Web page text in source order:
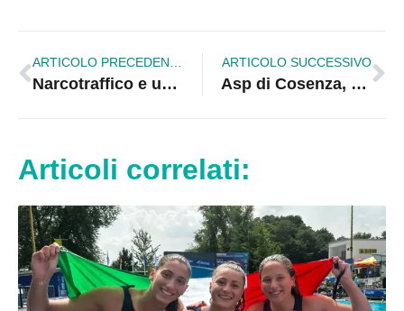
ARTICOLO PRECEDENTE
Narcotraffico e usura, confiscati beni per 200 mila euro a soggetto vicino alla cosca Bellocco
ARTICOLO SUCCESSIVO
Asp di Cosenza, un altro medico in ospedale dopo presunta aggressione negli uffici
Articoli correlati: